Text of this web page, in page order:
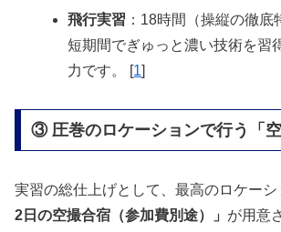
飛行実習 ：18時間（操縦の徹底
短期間でぎゅっと濃い技術を習
力です。
[1]
③ 圧巻のロケーションで行う「空
実習の総仕上げとして、最高のロケーシ
2日の空撮合宿（参加費別途）」 が用意